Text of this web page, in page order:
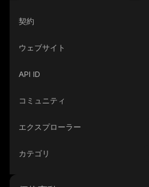
契約
ウェブサイト
API ID
コミュニティ
エクスプローラー
カテゴリ